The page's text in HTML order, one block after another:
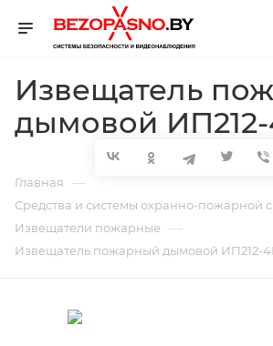
Извещатель
дымовой
Главная —
Средства и системы охранно-пожарной
Извещатели пожарные —
Извещатель пожарный дымовой ИП212-